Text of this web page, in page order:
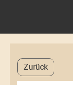
Zurück